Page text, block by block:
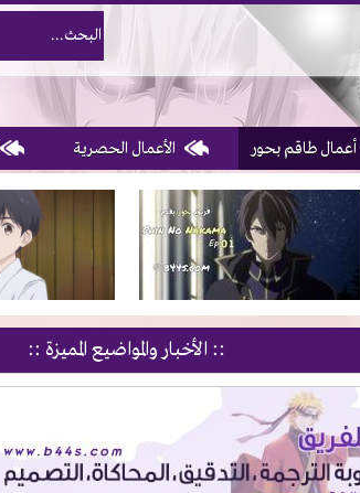
أعمال طاقم بحور الأعمال الحصرية
1, 2, 3 & 4of 10
:: الأخبار والمواضيع المميزة ::